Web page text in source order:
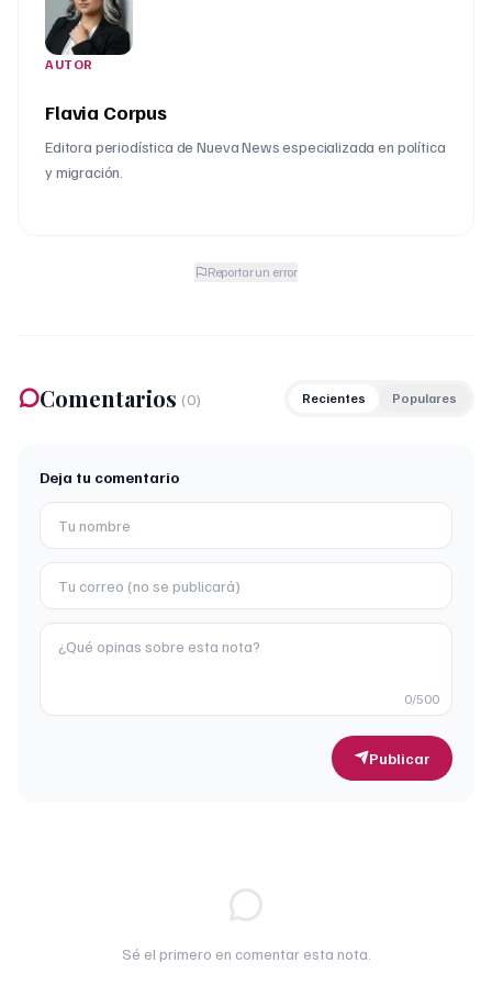
AUTOR
Flavia Corpus
Editora periodística de Nueva News especializada en política
y migración.
Reportar un error
Comentarios (0) Recientes Populares
Deja tu comentario
0/500
Publicar
Sé el primero en comentar esta nota.